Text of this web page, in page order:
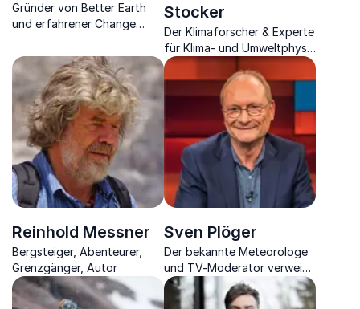
Gründer von Better Earth
und erfahrener Change
Unternehmen nachhaltig
und wirtschaftlich
erfolgreich werden.
Stocker
Der Klimaforscher & Experte
für Klima- und Umweltphysik
nimmt Sie mit auf eine Reise
unserer Erdgeschichte und
gibt Ausblicke für die
Reinhold Messner
Bergsteiger, Abenteurer,
Grenzgänger, Autor
Sven Plöger
Der bekannte Meteorologe
und TV-Moderator verweist
auf die aktuellen Themen
rund um Klima und Wetter